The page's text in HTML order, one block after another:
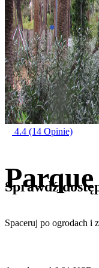
4.4 (14 Opinie)
Spaceruj po ogrodach i
Sprawdź